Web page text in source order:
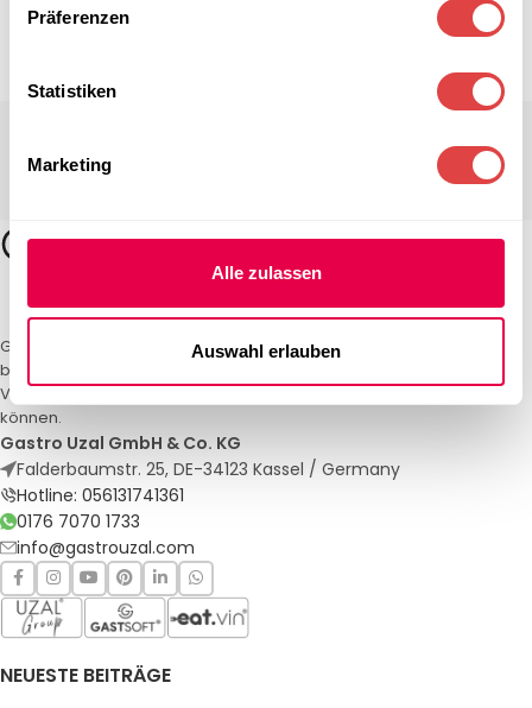
Präferenzen
Statistiken
Marketing
Alle zulassen
Auswahl erlauben
Gastro Uzal – Ihr Spezialist für Gastronomiemöbel und -textilien. Wir
bieten maßgeschneiderte Lösungen für Restaurants, Hotels und
Veranstaltungen. Qualität und Service, auf die Sie sich verlassen
können.
Gastro Uzal GmbH & Co. KG
Falderbaumstr. 25, DE-34123 Kassel / Germany
Hotline: 056131741361
0176 7070 1733
info@gastrouzal.com
NEUESTE BEITRÄGE